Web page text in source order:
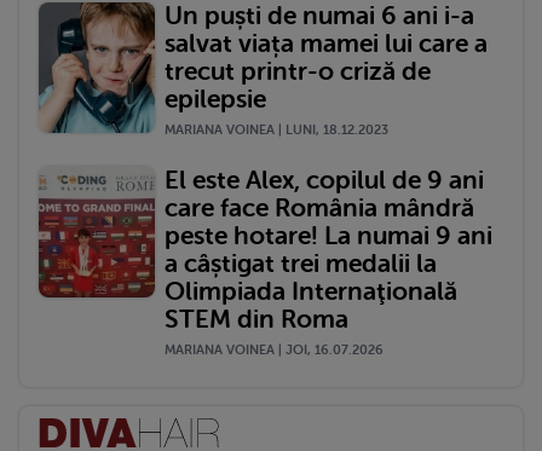
Un puști de numai 6 ani i-a
salvat viața mamei lui care a
trecut printr-o criză de
epilepsie
MARIANA VOINEA | LUNI, 18.12.2023
El este Alex, copilul de 9 ani
care face România mândră
peste hotare! La numai 9 ani
a câștigat trei medalii la
Olimpiada Internaţională
STEM din Roma
MARIANA VOINEA | JOI, 16.07.2026